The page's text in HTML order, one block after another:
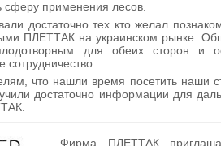
сферу применения лесов.
достаточно тех кто желал
ПЛЕТТАК на украинском рынке.
для обеих сторон и
что нашли время посетить наши
достаточно информации для
Фирма ПЛЕТТАК